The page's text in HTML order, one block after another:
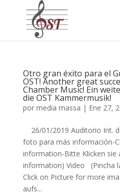
Otro gran éxito para el
OST! Another great
Chamber Music! Ein
die OST Kammermusik!
por media massa | Ene 27,
26/01/2019 Auditorio Int.
foto para más información-
information-Bitte Klicken sie
information) Video (Pincha
Click on Picture for more
aufs...